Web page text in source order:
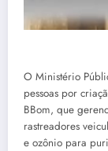
O Ministério
pessoas por
BBom, que
rastreadores
e ozônio para